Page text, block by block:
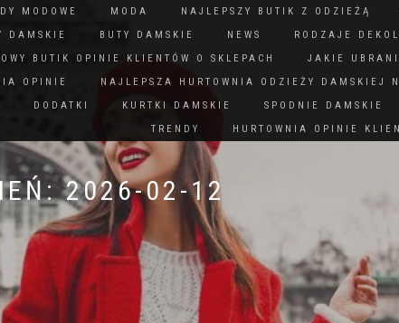
MODOWE MODA NAJLEPSZY BUTIK Z ODZIEŻĄ
DAMSKIE BUTY DAMSKIE NEWS
RODZAJE
BUTIK OPINIE KLIENTÓW O SKLEPACH
JAKIE
OPINIE
NAJLEPSZA HURTOWNIA ODZIEŻY DAMSKIEJ
DODATKI KURTKI DAMSKIE SPODNIE DAMSKIE
TRENDY
HURTOWNIA OPINIE
2026-02-12